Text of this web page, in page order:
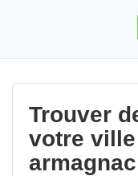
Trouver
votre
armagnac